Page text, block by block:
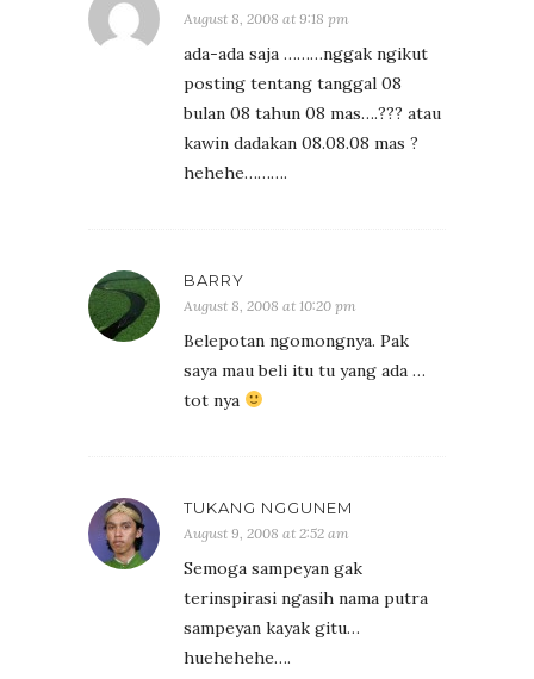
August 8, 2008 at 9:18 pm
ada-ada saja ………nggak ngikut
posting tentang tanggal 08
bulan 08 tahun 08 mas….??? atau
kawin dadakan 08.08.08 mas ?
hehehe……….
BARRY
August 8, 2008 at 10:20 pm
Belepotan ngomongnya. Pak
saya mau beli itu tu yang ada …
tot nya
TUKANG NGGUNEM
August 9, 2008 at 2:52 am
Semoga sampeyan gak
terinspirasi ngasih nama putra
sampeyan kayak gitu…
huehehehe….